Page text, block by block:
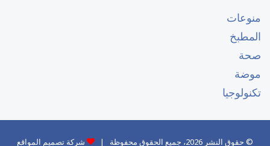
منوعات
المطبخ
صحة
موضة
تكنولوجيا
© حقوق النشر 2026، جميع الحقوق محفوظة | شركة تصميم المواقع